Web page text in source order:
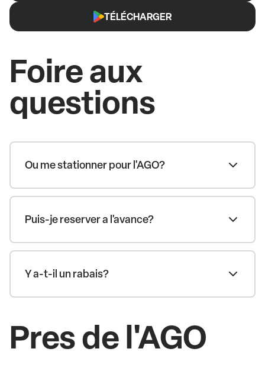
TÉLÉCHARGER
Foire aux
questions
Ou me stationner pour l'AGO?
Puis-je reserver a l'avance?
Y a-t-il un rabais?
Pres de l'AGO